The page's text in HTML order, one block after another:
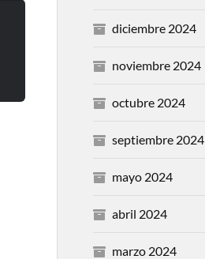
diciembre 2024
noviembre 2024
octubre 2024
septiembre 2024
mayo 2024
abril 2024
marzo 2024